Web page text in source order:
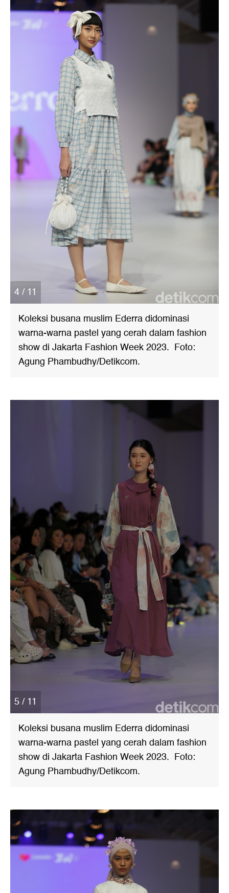
4 / 11
Koleksi busana muslim Ederra didominasi
warna-warna pastel yang cerah dalam fashion
show di Jakarta Fashion Week 2023. Foto:
Agung Phambudhy/Detikcom.
5 / 11
Koleksi busana muslim Ederra didominasi
warna-warna pastel yang cerah dalam fashion
show di Jakarta Fashion Week 2023. Foto:
Agung Phambudhy/Detikcom.